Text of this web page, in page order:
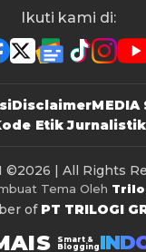
Ikuti kami di:
DisclaimerMEDIA
Etik Jurnalistik
©2026 | All Rights
Tema Oleh
of PT TRILOGI
Smart &
Blogging